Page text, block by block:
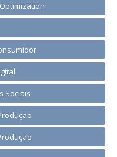
Sociais